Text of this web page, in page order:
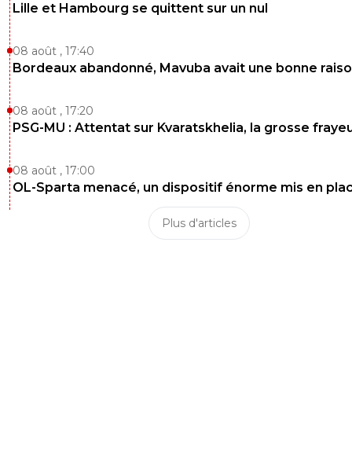
Lille et Hambourg se quittent sur un nul
08 août , 17:40
Bordeaux abandonné, Mavuba avait une bonne
08 août , 17:20
PSG-MU : Attentat sur Kvaratskhelia, la grosse
08 août , 17:00
OL-Sparta menacé, un dispositif énorme mis en
Plus d'articles